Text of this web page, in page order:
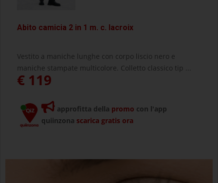
Abito camicia 2 in 1 m. c. lacroix
Vestito a maniche lunghe con corpo liscio nero e
maniche stampate multicolore. Colletto classico tip ...
€ 119
approfitta della promo con l'app
quiinzona scarica gratis ora